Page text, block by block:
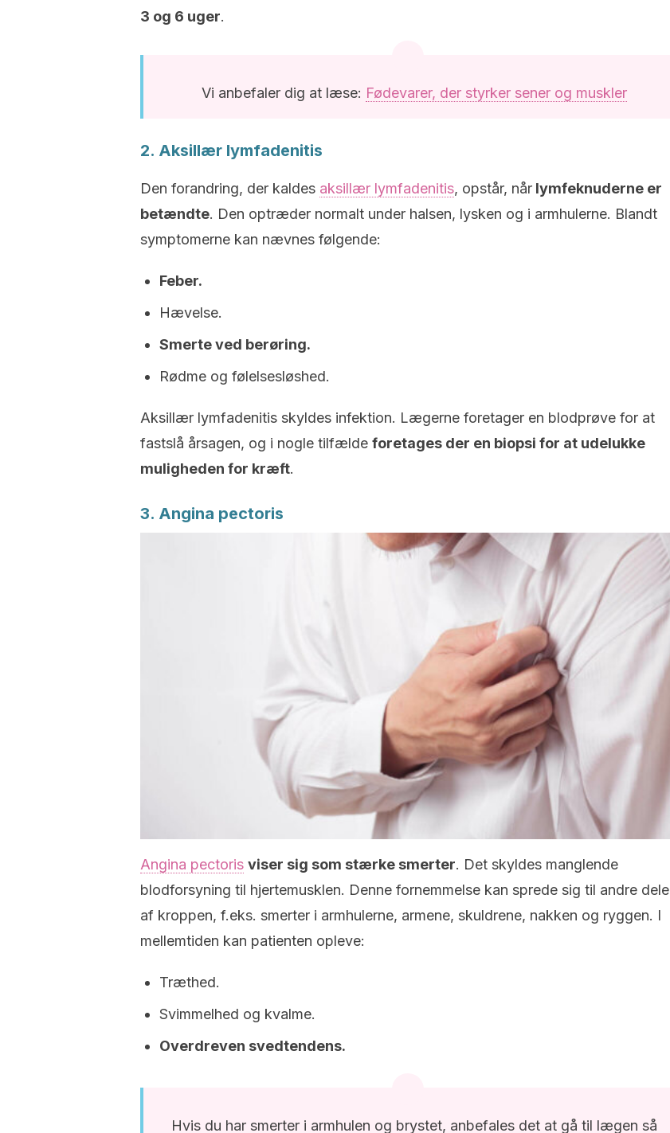
3 og 6 uger.
Vi anbefaler dig at læse: Fødevarer, der styrker sener og muskler
2. Aksillær lymfadenitis
Den forandring, der kaldes aksillær lymfadenitis, opstår, når lymfeknuderne er
betændte. Den optræder normalt under halsen, lysken og i armhulerne. Blandt
symptomerne kan nævnes følgende:
Feber.
Hævelse.
Smerte ved berøring.
Rødme og følelsesløshed.
Aksillær lymfadenitis skyldes infektion. Lægerne foretager en blodprøve for at
fastslå årsagen, og i nogle tilfælde foretages der en biopsi for at udelukke
muligheden for kræft.
3. Angina pectoris
Angina pectoris viser sig som stærke smerter. Det skyldes manglende
blodforsyning til hjertemusklen. Denne fornemmelse kan sprede sig til andre dele
af kroppen, f.eks. smerter i armhulerne, armene, skuldrene, nakken og ryggen. I
mellemtiden kan patienten opleve:
Træthed.
Svimmelhed og kvalme.
Overdreven svedtendens.
Hvis du har smerter i armhulen og brystet, anbefales det at gå til lægen så